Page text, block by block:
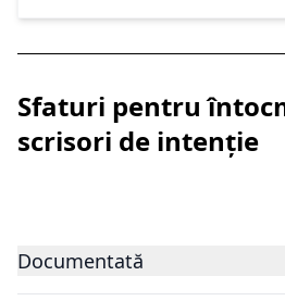
Sfaturi pentru
scrisori de intenție
Documentată